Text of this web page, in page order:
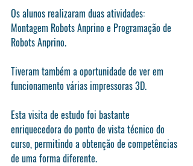
Os alunos realizaram duas atividades:
Montagem Robots Anprino e Programação de
Robots Anprino.
Tiveram também a oportunidade de ver em
funcionamento várias impressoras 3D.
Esta visita de estudo foi bastante
enriquecedora do ponto de vista técnico do
curso, permitindo a obtenção de competências
de uma forma diferente.